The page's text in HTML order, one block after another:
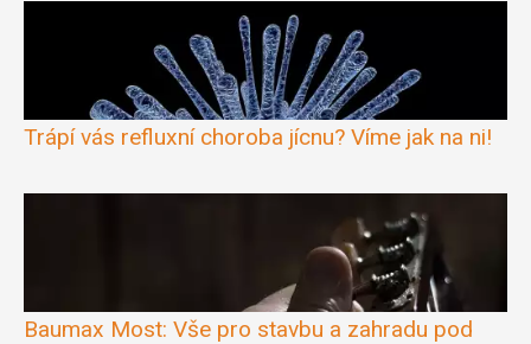
Trápí vás refluxní choroba jícnu? Víme jak na ni!
Baumax Most: Vše pro stavbu a zahradu pod